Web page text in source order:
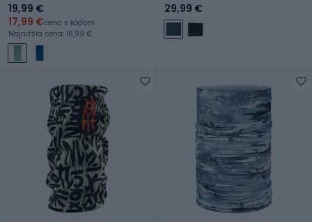
19,99 €
17,99 €cena s kódom
Najnižšia cena: 16,99 €
29,99 €